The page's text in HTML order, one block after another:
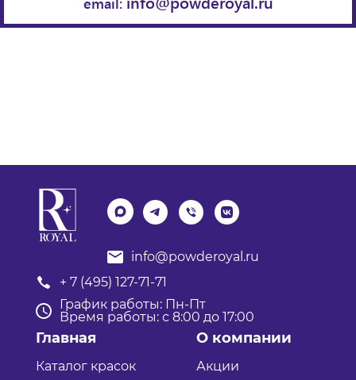
info@powderoyal.ru
+ 7 (495) 127-71-71
График работы: Пн-Пт
Время работы: с 8:00 до 17:00
Главная
Каталог красок
О компании
Акции